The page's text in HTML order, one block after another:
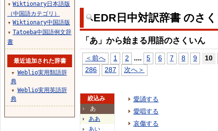
EDR日中対訳辞書 のさ
「あ」から始まる用語のさくいん
＜前へ 1 2 .... 5 6 7 8 9
10
286
287 次へ＞
絞込み
あ
ああ
あい
愛誦する
愛唱する
哀傷する
▼ Wiktionary日本語版
（中国語カテゴリ）
▼ Wiktionary中国語版
▼ Tatoeba中国語例文辞
書
最近追加された辞書
▼
Weblio実用類語辞
典
▼
Weblio実用英語辞
典